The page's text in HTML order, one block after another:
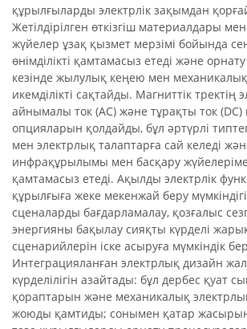
құрылғыларды электрлік зақымдан
Жетілдірілген өткізгіш материалдары
жүйелер ұзақ қызмет мерзімі бойында
өнімділікті қамтамасыз етеді және
кезінде жылулық кеңею мен
икемділікті сақтайды. Магниттік тректің
айнымалы ток (AC) және тұрақты ток (DC)
опцияларын қолдайды, бұл әртүрлі
мен электрлық талаптарға сай келеді
инфрақұрылымы мен басқару
қамтамасыз етеді. Ақылды электрлік
құрылғыға жеке мекенжай беру мүмкіндігі
сценаларды бағдарламалау, қозғалыс
энергияны бақылау сияқты күрделі
сценарийлерін іске асыруға мүмкіндік
Интеграцияланған электрлық дизайн
күрделілігін азайтады: бұл дербес қуат
қораптарын және механикалық
жоюды қамтиды; сонымен қатар